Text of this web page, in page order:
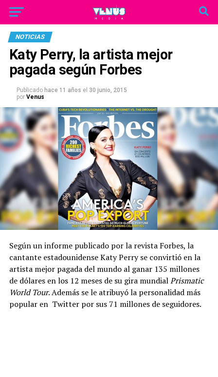
NOTICIAS
Katy Perry, la artista mejor
pagada según Forbes
Publicado hace 11 años el 30 junio, 2015
por Venus
Según un informe publicado por la revista Forbes, la
cantante estadounidense Katy Perry se convirtió en la
artista mejor pagada del mundo al ganar 135 millones
de dólares en los 12 meses de su gira mundialPrismatic
World Tour. Además se le atribuyó la personalidad más
popular en Twitter por sus 71 millones de seguidores.